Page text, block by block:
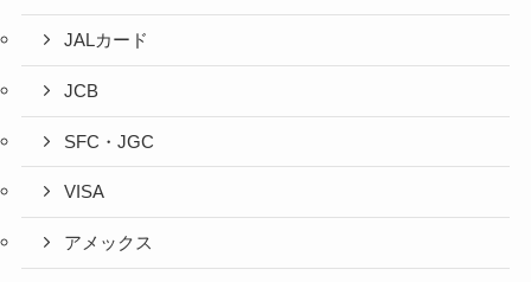
JALカード
JCB
SFC・JGC
VISA
アメックス